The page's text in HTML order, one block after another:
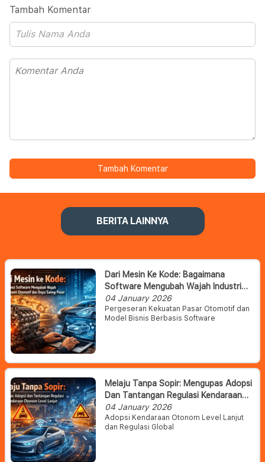
Tambah Komentar
Tambah Komentar
BERITA LAINNYA
Dari Mesin Ke Kode: Bagaimana
Software Mengubah Wajah Industri
Otomotif Dan Daya Saing Pasar
04 January 2026
Pergeseran Kekuatan Pasar Otomotif dan
Model Bisnis Berbasis Software
Melaju Tanpa Sopir: Mengupas Adopsi
Dan Tantangan Regulasi Kendaraan
Otonom Level Lanjut
04 January 2026
Adopsi Kendaraan Otonom Level Lanjut
dan Regulasi Global